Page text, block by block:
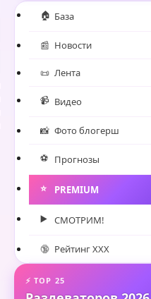
🏠 База
📰 Новости
📜 Лента
📹 Видео
📸 Фото блогерш
⚽️ Прогнозы
⭐️ PREMIUM
▶️ СМОТРИМ!
🔞 Рейтинг XXX
⚡ TOP 25